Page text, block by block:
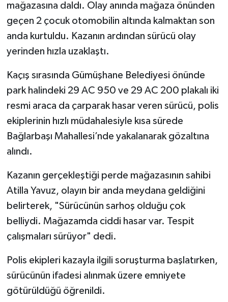
mağazasına daldı. Olay anında mağaza önünden
geçen 2 çocuk otomobilin altında kalmaktan son
anda kurtuldu. Kazanın ardından sürücü olay
yerinden hızla uzaklaştı.
Kaçış sırasında Gümüşhane Belediyesi önünde
park halindeki 29 AC 950 ve 29 AC 200 plakalı iki
resmi araca da çarparak hasar veren sürücü, polis
ekiplerinin hızlı müdahalesiyle kısa sürede
Bağlarbaşı Mahallesi’nde yakalanarak gözaltına
alındı.
Kazanın gerçekleştiği perde mağazasının sahibi
Atilla Yavuz, olayın bir anda meydana geldiğini
belirterek, "Sürücünün sarhoş olduğu çok
belliydi. Mağazamda ciddi hasar var. Tespit
çalışmaları sürüyor" dedi.
Polis ekipleri kazayla ilgili soruşturma başlatırken,
sürücünün ifadesi alınmak üzere emniyete
götürüldüğü öğrenildi.